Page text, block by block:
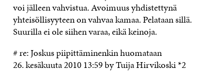
voi jälleen vahvistua. Avoimuus yhdistettynä
yhteisöllisyyteen on vahvaa kamaa. Pelataan sillä.
Suurilla ei ole siihen varaa, eikä keinoja.
# re: Joskus piipittäminenkin huomataan
26. kesäkuuta 2010 13:59 by Tuija Hirvikoski *2